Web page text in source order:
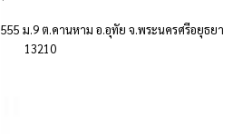
ม.9 ต.คานหาม อ.อุทัย จ.พระนครศรีอยุธยา
13210